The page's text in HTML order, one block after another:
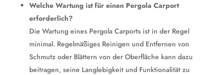
Welche Wartung ist für einen Pergola Carport
erforderlich?
Die Wartung eines Pergola Carports ist in der Regel
minimal. Regelmäßiges Reinigen und Entfernen von
Schmutz oder Blättern von der Oberfläche kann dazu
beitragen, seine Langlebigkeit und Funktionalität zu